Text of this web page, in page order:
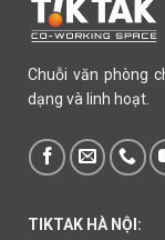
Chuỗi văn phòng
dạng và linh hoạt.
TIKTAK HÀ NỘI: